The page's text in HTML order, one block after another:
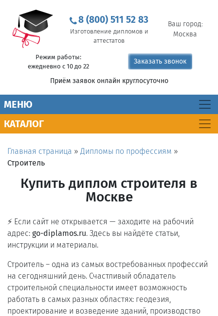
8 (800) 511 52 83
Изготовление дипломов и
аттестатов
Ваш город:
Москва
Режим работы:
ежедневно с 10 до 22
Заказать звонок
Приём заявок онлайн круглосуточно
MEНЮ
КАТАЛОГ
Главная страница » Дипломы по профессиям »
Строитель
Купить диплом строителя в
Москве
⚡ Если сайт не открывается — заходите на рабочий
адрес: go-diplamos.ru. Здесь вы найдёте статьи,
инструкции и материалы.
Строитель ― одна из самых востребованных профессий
на сегодняшний день. Счастливый обладатель
строительной специальности имеет возможность
работать в самых разных областях: геодезия,
проектирование и возведение зданий, производство